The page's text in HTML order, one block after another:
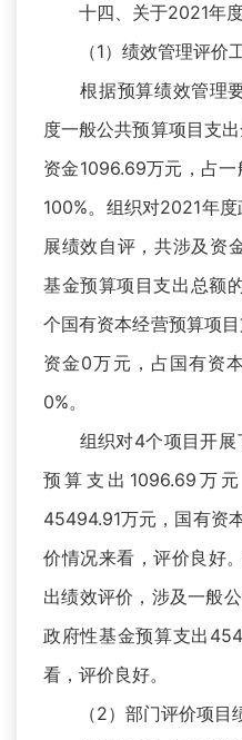
十四、关于2021年度
（1）绩效管理评价工
根据预算绩效管理要
度一般公共预算项目支
资金1096.69万元，占
100%。组织对2021年
展绩效自评，共涉及资
基金预算项目支出总额
个国有资本经营预算项
资金0万元，占国有资
0%。
组织对4个项目开展
预算支出1096.69万
45494.91万元，国有资
价情况来看，评价良好
出绩效评价，涉及一般
政府性基金预算支出
看，评价良好。
（2）部门评价项目绩